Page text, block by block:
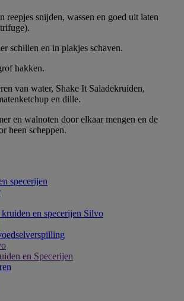
reepjes snijden, wassen en goed uit laten
schillen en in plakjes schaven.
hakken.
van water, Shake It Saladekruiden,
en dille.
en walnoten door elkaar mengen en de
heen scheppen.
specerijen
en specerijen Silvo
en Specerijen